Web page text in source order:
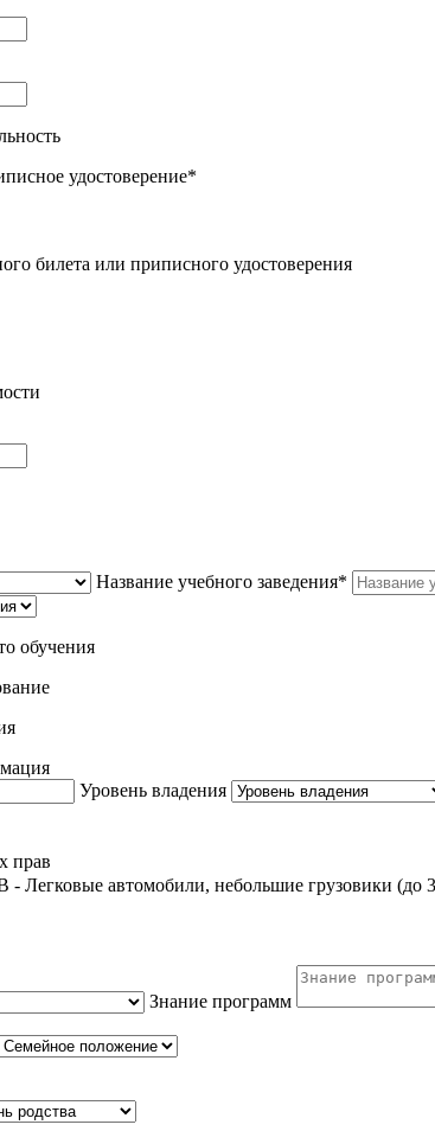
удостоверение*
билета или приписного удостоверения
Название учебного заведения*
обучения
Уровень владения
прав
- Легковые автомобили, небольшие грузовики (до
Знание программ